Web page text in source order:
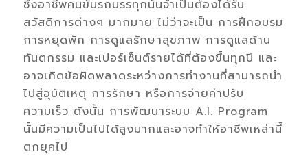
ซึ่งอาชีพคนขับรถบรรทุกนั้นจำเป็นต้องได้รับ
สวัสดิการต่างๆ มากมาย ไม่ว่าจะเป็น การฝึกอบรม
การหยุดพัก การดูแลรักษาสุขภาพ การดูแลด้าน
ทันตกรรม และเปอร์เซ็นต์รายได้ที่ต้องขึ้นทุกปี และ
อาจเกิดข้อผิดพลาดระหว่างการทำงานที่สามารถนำ
ไปสู่อุบัติเหตุ การรักษา หรือการจ่ายค่าปรับ
ความเร็ว ดังนั้น การพัฒนาระบบ A.I. Program
นั้นมีความเป็นไปได้สูงมากและอาจทำให้อาชีพเหล่านี้
ตกยุคไป